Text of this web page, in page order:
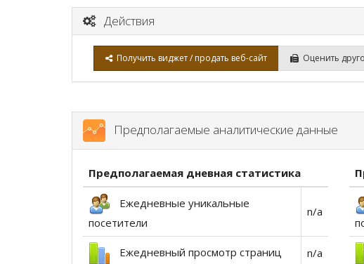
Действия
Получить виджет / продать веб-сайт Оценить
Предполагаемые аналитические данные
Предполагаемая дневная статистика
Ежедневные уникальные
посетители
n/a
Ежедневный просмотр страниц n/a